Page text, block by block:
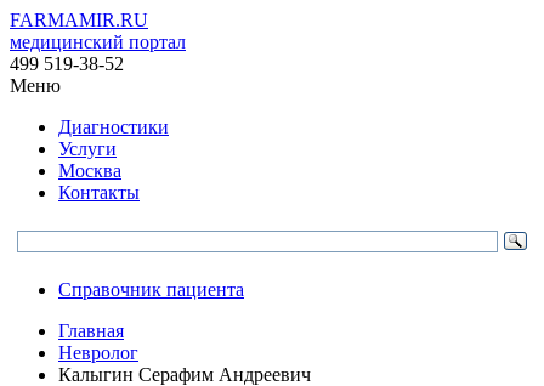
FARMAMIR.RU
медицинский портал
499 519-38-52
Меню
Диагностики
Услуги
Москва
Контакты
Справочник пациента
Главная
Невролог
Калыгин Серафим Андреевич